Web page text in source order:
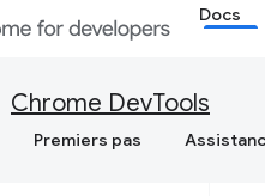
Docs
Chrome DevTools
Premiers pas